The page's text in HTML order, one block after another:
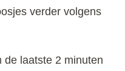
verder volgens
de laatste 2 minuten